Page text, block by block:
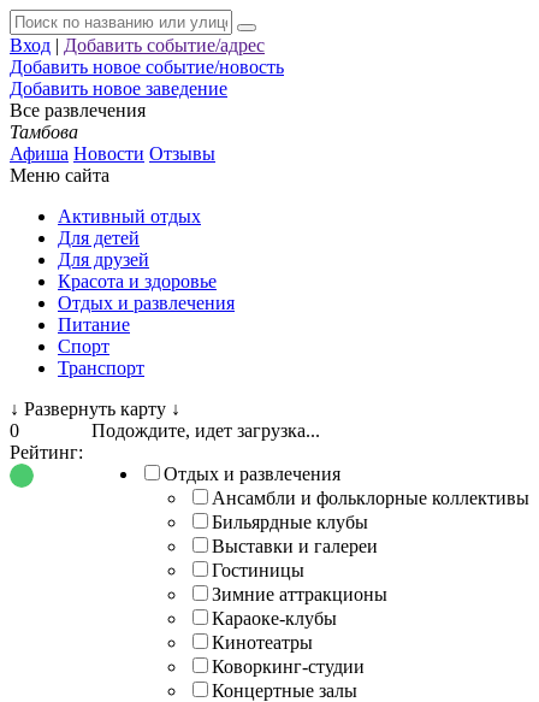
Вход | Добавить событие/адрес
Добавить новое событие/новость
Добавить новое заведение
Все развлечения
Тамбова
Афиша Новости Отзывы
Меню сайта
Активный отдых
Для детей
Для друзей
Красота и здоровье
Отдых и развлечения
Питание
Спорт
Транспорт
↓ Развернуть карту ↓
Подождите, идет загрузка...
Отдых и развлечения
Ансамбли и фольклорные коллективы
Бильярдные клубы
Выставки и галереи
Гостиницы
Зимние аттракционы
Караоке-клубы
Кинотеатры
Коворкинг-студии
Концертные залы
0
Рейтинг: